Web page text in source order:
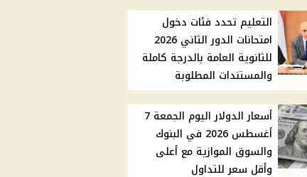
التعليم تحدد فئات دخول
امتحانات الدور الثاني 2026
للثانوية العامة بالدرجة كاملة
والمستندات المطلوبة
أسعار الدولار اليوم الجمعة 7
أغسطس 2026 في البنوك
والسوق الموازية مع أعلى
وأقل سعر للتداول